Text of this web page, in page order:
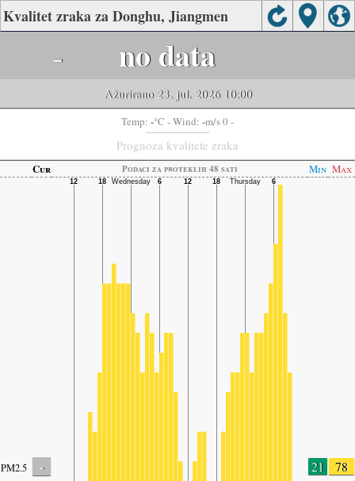
Kvalitet zraka za Donghu, Jiangmen
- no data
Ažurirano 23. jul. 2026 10:00
Temp: -°C - Wind: -m/s 0 -
Prognoza kvalitete zraka
Cur Podaci za proteklih 48 sati Min Max
PM2.5 - 21 78